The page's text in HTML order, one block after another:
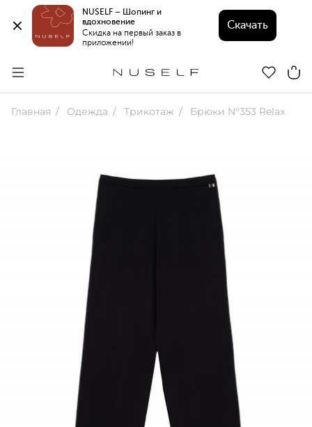
NUSELF – Шопинг и
вдохновение
Скидка на первый заказ в
приложении!
Скачать
Главная Одежда Трикотаж Брюки N°353 Relax